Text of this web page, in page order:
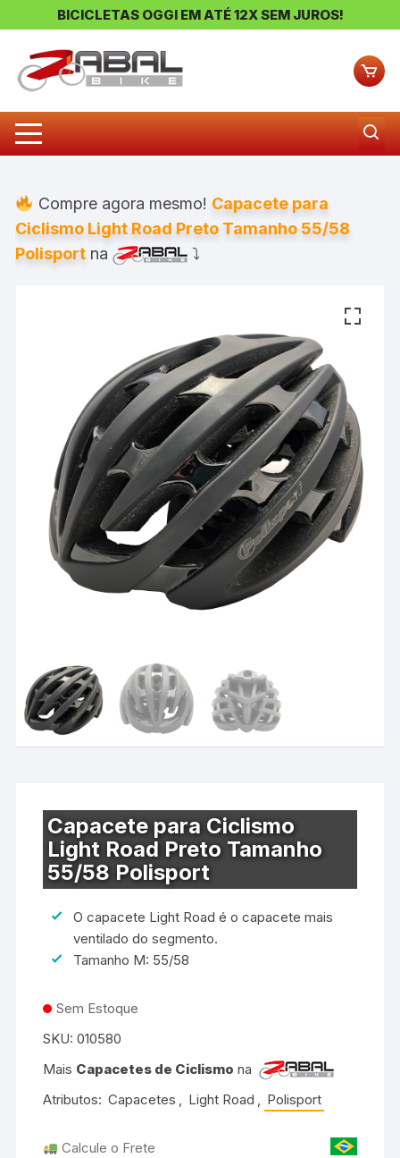
BICICLETAS OGGI EM ATÉ 12X SEM JUROS!
Compre agora mesmo! Capacete para
Ciclismo Light Road Preto Tamanho 55/58
Polisport na ⤵
Capacete para Ciclismo
Light Road Preto Tamanho
55/58 Polisport
O capacete Light Road é o capacete mais
ventilado do segmento.
Tamanho M: 55/58
Sem Estoque
SKU:010580
Mais Capacetes de Ciclismo na
Atributos: Capacetes , Light Road , Polisport
Calcule o Frete